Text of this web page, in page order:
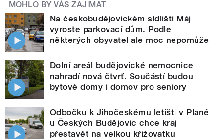
MOHLO BY VÁS ZAJÍMAT
Na českobudějovickém sídlišti Máj
vyroste parkovací dům. Podle
některých obyvatel ale moc nepomůže
Dolní areál budějovické nemocnice
nahradí nová čtvrť. Součástí budou
bytové domy i domov pro seniory
Odbočku k Jihočeskému letišti v Plané
u Českých Budějovic chce kraj
přestavět na velkou křižovatku